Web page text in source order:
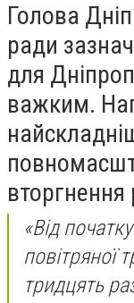
Голова
ради
для
важким.
вторгнення
«Від
повітряної
тридцять